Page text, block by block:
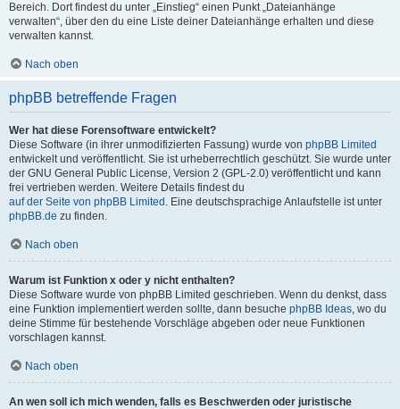
Bereich. Dort findest du unter „Einstieg“ einen Punkt „Dateianhänge
verwalten“, über den du eine Liste deiner Dateianhänge erhalten und diese
verwalten kannst.
Nach oben
phpBB betreffende Fragen
Wer hat diese Forensoftware entwickelt?
Diese Software (in ihrer unmodifizierten Fassung) wurde von phpBB Limited
entwickelt und veröffentlicht. Sie ist urheberrechtlich geschützt. Sie wurde unter
der GNU General Public License, Version 2 (GPL-2.0) veröffentlicht und kann
frei vertrieben werden. Weitere Details findest du
auf der Seite von phpBB Limited . Eine deutschsprachige Anlaufstelle ist unter
phpBB.de zu finden.
Nach oben
Warum ist Funktion x oder y nicht enthalten?
Diese Software wurde von phpBB Limited geschrieben. Wenn du denkst, dass
eine Funktion implementiert werden sollte, dann besuche phpBB Ideas, wo du
deine Stimme für bestehende Vorschläge abgeben oder neue Funktionen
vorschlagen kannst.
Nach oben
An wen soll ich mich wenden, falls es Beschwerden oder juristische